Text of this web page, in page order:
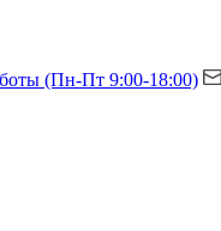
(Пн-Пт 9:00-18:00)